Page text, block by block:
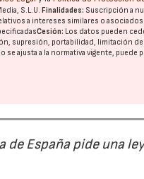
S.L.U. Finalidades: Suscripción a
a intereses similares o
Cesión: Los datos pueden
supresión, portabilidad, limitación
se ajusta a la normativa vigente, puede
de España pide una